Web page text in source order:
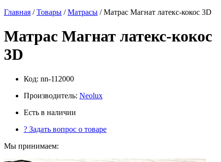
Главная /Товары /Матрасы / Матрас Магнат латекс-кокос 3D
Матрас Магнат латекс-кокос
3D
Код: nn-112000
Производитель: Neolux
Есть в наличии
? Задать вопрос о товаре
Мы принимаем: